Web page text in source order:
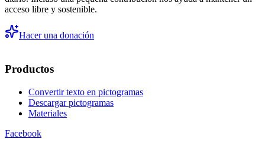
acceso libre y sostenible.
Hacer una donación
Productos
Convertir texto en pictogramas
Descargar pictogramas
Materiales
Facebook